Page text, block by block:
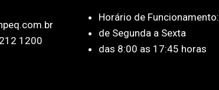
1200
Horário de Funcionamento:
de Segunda a Sexta
das 8:00 as 17:45 horas